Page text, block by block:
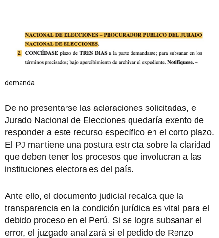
demanda
De no presentarse las aclaraciones solicitadas, el
Jurado Nacional de Elecciones quedaría exento de
responder a este recurso específico en el corto plazo.
El PJ mantiene una postura estricta sobre la claridad
que deben tener los procesos que involucran a las
instituciones electorales del país.
Ante ello, el documento judicial recalca que la
transparencia en la condición jurídica es vital para el
debido proceso en el Perú. Si se logra subsanar el
error, el juzgado analizará si el pedido de Renzo